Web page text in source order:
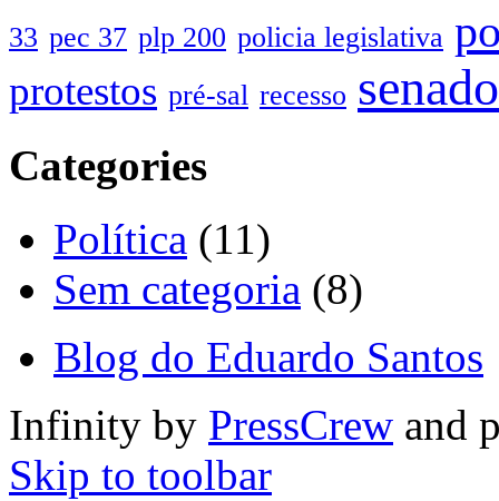
33 pec 37 plp 200 policia legislativa
protestos pré-sal recesso senado
Categories
Política (11)
Sem categoria (8)
Blog do Eduardo Santos
Infinity by PressCrew and
Skip to toolbar